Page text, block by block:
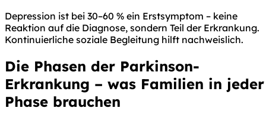
Depression ist bei 30–60 % ein Erstsymptom – keine
Reaktion auf die Diagnose, sondern Teil der Erkrankung.
Kontinuierliche soziale Begleitung hilft nachweislich.
Die Phasen der Parkinson-
Erkrankung – was Familien in jeder
Phase brauchen